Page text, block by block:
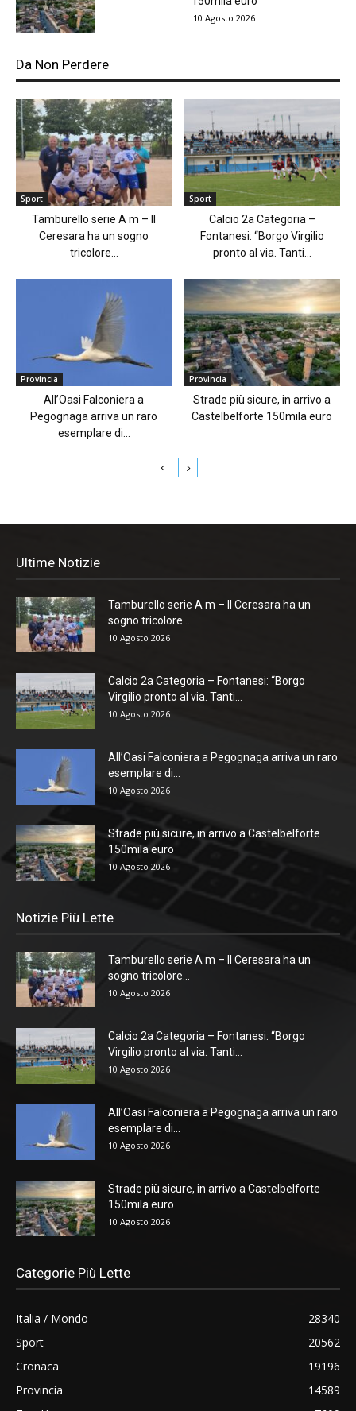
10 Agosto 2026
Da Non Perdere
Sport
Tamburello serie A m – Il
Ceresara ha un sogno
tricolore...
Sport
Calcio 2a Categoria –
Fontanesi: “Borgo Virgilio
pronto al via. Tanti...
Provincia
All’Oasi Falconiera a
Pegognaga arriva un raro
esemplare di...
Provincia
Strade più sicure, in arrivo a
Castelbelforte 150mila euro
Ultime Notizie
Tamburello serie A m – Il Ceresara ha un
sogno tricolore...
10 Agosto 2026
Calcio 2a Categoria – Fontanesi: “Borgo
Virgilio pronto al via. Tanti...
10 Agosto 2026
All’Oasi Falconiera a Pegognaga arriva un raro
esemplare di...
10 Agosto 2026
Strade più sicure, in arrivo a Castelbelforte
150mila euro
10 Agosto 2026
Notizie Più Lette
Tamburello serie A m – Il Ceresara ha un
sogno tricolore...
10 Agosto 2026
Calcio 2a Categoria – Fontanesi: “Borgo
Virgilio pronto al via. Tanti...
10 Agosto 2026
All’Oasi Falconiera a Pegognaga arriva un raro
esemplare di...
10 Agosto 2026
Strade più sicure, in arrivo a Castelbelforte
150mila euro
10 Agosto 2026
Categorie Più Lette
Italia / Mondo
28340
Sport
20562
Cronaca
19196
Provincia
14589